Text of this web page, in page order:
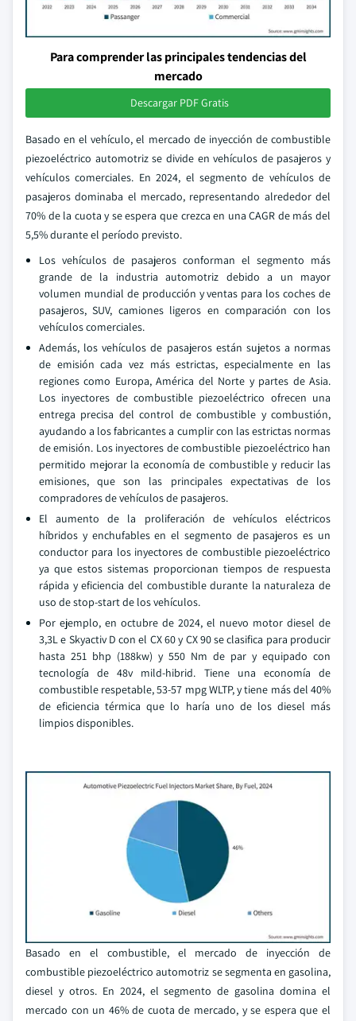
Para comprender las principales tendencias del
mercado
Descargar PDF Gratis
Basado en el vehículo, el mercado de inyección de combustible
piezoeléctrico automotriz se divide en vehículos de pasajeros y
vehículos comerciales. En 2024, el segmento de vehículos de
pasajeros dominaba el mercado, representando alrededor del
70% de la cuota y se espera que crezca en una CAGR de más del
5,5% durante el período previsto.
Los vehículos de pasajeros conforman el segmento más
grande de la industria automotriz debido a un mayor
volumen mundial de producción y ventas para los coches de
pasajeros, SUV, camiones ligeros en comparación con los
vehículos comerciales.
Además, los vehículos de pasajeros están sujetos a normas
de emisión cada vez más estrictas, especialmente en las
regiones como Europa, América del Norte y partes de Asia.
Los inyectores de combustible piezoeléctrico ofrecen una
entrega precisa del control de combustible y combustión,
ayudando a los fabricantes a cumplir con las estrictas normas
de emisión. Los inyectores de combustible piezoeléctrico han
permitido mejorar la economía de combustible y reducir las
emisiones, que son las principales expectativas de los
compradores de vehículos de pasajeros.
El aumento de la proliferación de vehículos eléctricos
híbridos y enchufables en el segmento de pasajeros es un
conductor para los inyectores de combustible piezoeléctrico
ya que estos sistemas proporcionan tiempos de respuesta
rápida y eficiencia del combustible durante la naturaleza de
uso de stop-start de los vehículos.
Por ejemplo, en octubre de 2024, el nuevo motor diesel de
3,3L e Skyactiv D con el CX 60 y CX 90 se clasifica para producir
hasta 251 bhp (188kw) y 550 Nm de par y equipado con
tecnología de 48v mild-hibrid. Tiene una economía de
combustible respetable, 53-57 mpg WLTP, y tiene más del 40%
de eficiencia térmica que lo haría uno de los diesel más
limpios disponibles.
Basado en el combustible, el mercado de inyección de
combustible piezoeléctrico automotriz se segmenta en gasolina,
diesel y otros. En 2024, el segmento de gasolina domina el
mercado con un 46% de cuota de mercado, y se espera que el